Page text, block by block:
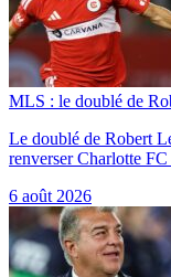
MLS : le doublé de
Le doublé de Robert
renverser Charlotte
6 août 2026